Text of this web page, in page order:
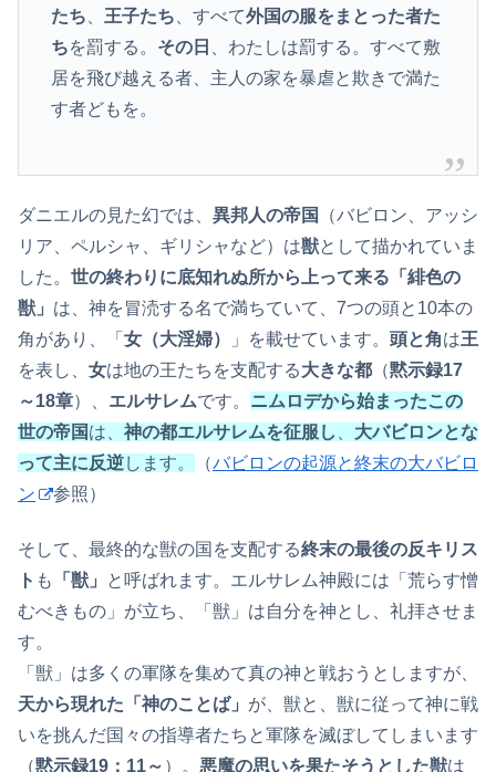
たち
王子たち 、すべて外国の服をまとった者た
ちを罰する。 その日
、わたしは罰する。すべて敷
居を飛び越える者、主人の家を暴虐と欺きで満た
す者どもを。
ダニエルの見た幻では、 異邦人の帝国
（バビロン、アッシ
リア、ペルシャ、ギリシャなど）は獣として描かれていま
した。 世の終わりに底知れぬ所から上って来る「緋色の
獣」 は、神を冒涜する名で満ちていて、7つの頭と10本の
角があり、「 女（大淫婦） 」を載せています。 頭と角は王
を表し、 女は地の王たちを支配する大きな都 （黙示録17
～18章）、 エルサレムです。 ニムロデから始まったこの
世の帝国は、 神の都エルサレムを征服し
大バビロンとな
って主に反逆します。 （バビロンの起源と終末の大バビロ
ン
参照）
そして、最終的な獣の国を支配する終末の最後の反キリス
ト も 「獣」
と呼ばれます。エルサレム神殿には「荒らす憎
むべきもの」が立ち、「獣」は自分を神とし、礼拝させま
す。
「獣」は多くの軍隊を集めて真の神と戦おうとしますが、
天から現れた「神のことば」 が、獣と、獣に従って神に戦
いを挑んだ国々の指導者たちと軍隊を滅ぼしてしまいます
（黙示録19：11～ ）。 悪魔の思いを果たそうとした獣は